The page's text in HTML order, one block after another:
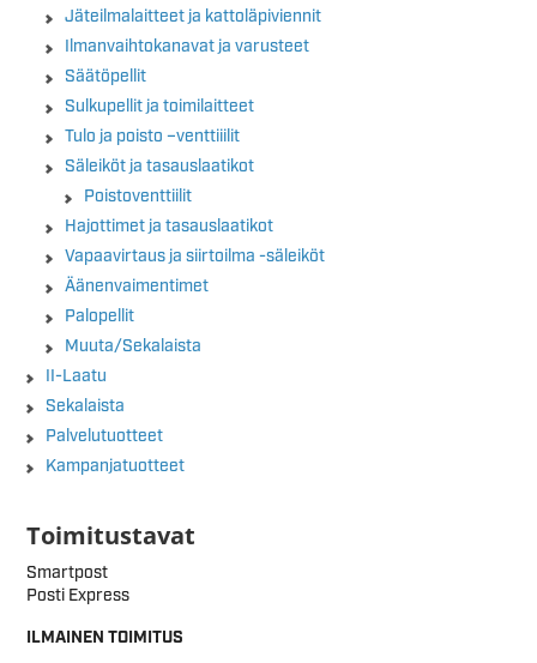
Jäteilmalaitteet ja kattoläpiviennit
Ilmanvaihtokanavat ja varusteet
Säätöpellit
Sulkupellit ja toimilaitteet
Tulo ja poisto –venttiiilit
Säleiköt ja tasauslaatikot
Poistoventtiilit
Hajottimet ja tasauslaatikot
Vapaavirtaus ja siirtoilma -säleiköt
Äänenvaimentimet
Palopellit
Muuta/Sekalaista
II-Laatu
Sekalaista
Palvelutuotteet
Kampanjatuotteet
Toimitustavat
Smartpost
Posti Express
ILMAINEN TOIMITUS